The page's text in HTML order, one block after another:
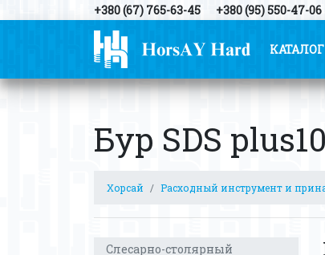
+380 (67) 765-63-45 +380 (95) 550-47-06
КАТАЛОГ
Бур SDS
Хорсай Расходный инструмент и
Слесарно-столярный